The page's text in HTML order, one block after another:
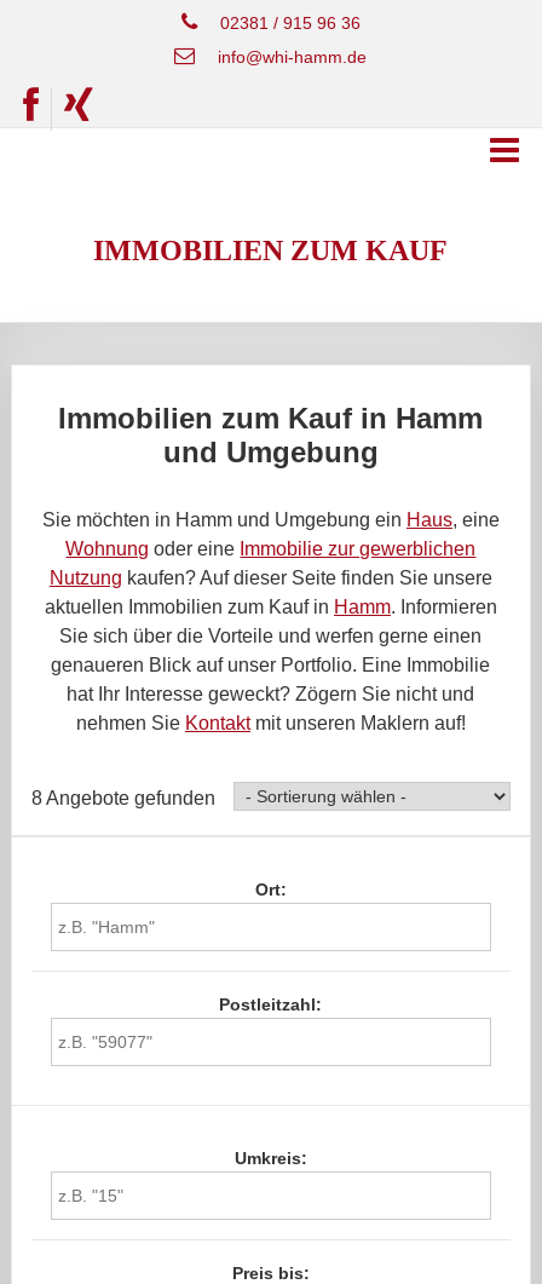
02381 / 915 96 36
info@whi-hamm.de
IMMOBILIEN ZUM KAUF
Immobilien zum Kauf in Hamm
und Umgebung
Sie möchten in Hamm und Umgebung ein Haus, eine
Wohnung oder eine Immobilie zur gewerblichen
Nutzung kaufen? Auf dieser Seite finden Sie unsere
aktuellen Immobilien zum Kauf in Hamm. Informieren
Sie sich über die Vorteile und werfen gerne einen
genaueren Blick auf unser Portfolio. Eine Immobilie
hat Ihr Interesse geweckt? Zögern Sie nicht und
nehmen Sie Kontaktmit unseren Maklern auf!
8 Angebote gefunden
Ort:
Postleitzahl:
Umkreis:
Preis bis: